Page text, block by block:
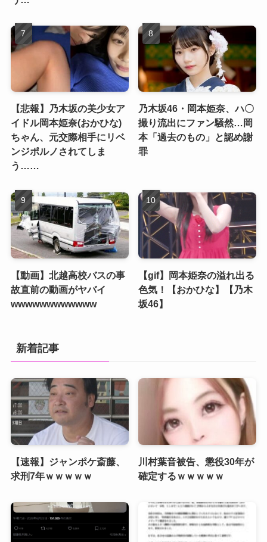
【悲報】乃木坂の美少女ア
イドル岡本姫奈(おかひな)
ちゃん、元交際相手にリベ
ンジポルノされてしま
う……
乃木坂46・岡本姫奈、ハ〇
撮り流出にファン騒然…岡
本「過去のもの」と認め謝
罪
【動画】北越高校バスの事
故直前の動画がヤバイ
wwwwwwwwwwww
【gif】岡本姫奈の溢れ出る
色気！【おかひな】【乃木
坂46】
新着記事
【速報】ジャンポケ斎藤、
求刑7年ｗｗｗｗｗ
川村葉音被告、懲役30年が
確定するｗｗｗｗｗ